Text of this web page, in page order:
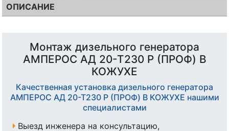
ОПИСАНИЕ
Монтаж дизельного генератора
АМПЕРОС АД 20-Т230 P (ПРОФ) В
КОЖУХЕ
Качественная установка дизельного генератора
АМПЕРОС АД 20-Т230 P (ПРОФ) В КОЖУХЕ нашими
специалистами
Выезд инженера на консультацию,